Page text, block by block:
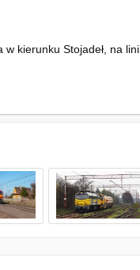
kierunku Stojadeł, na